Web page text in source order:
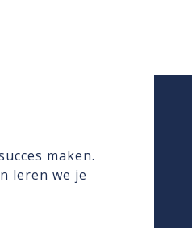
maken.
leren we je